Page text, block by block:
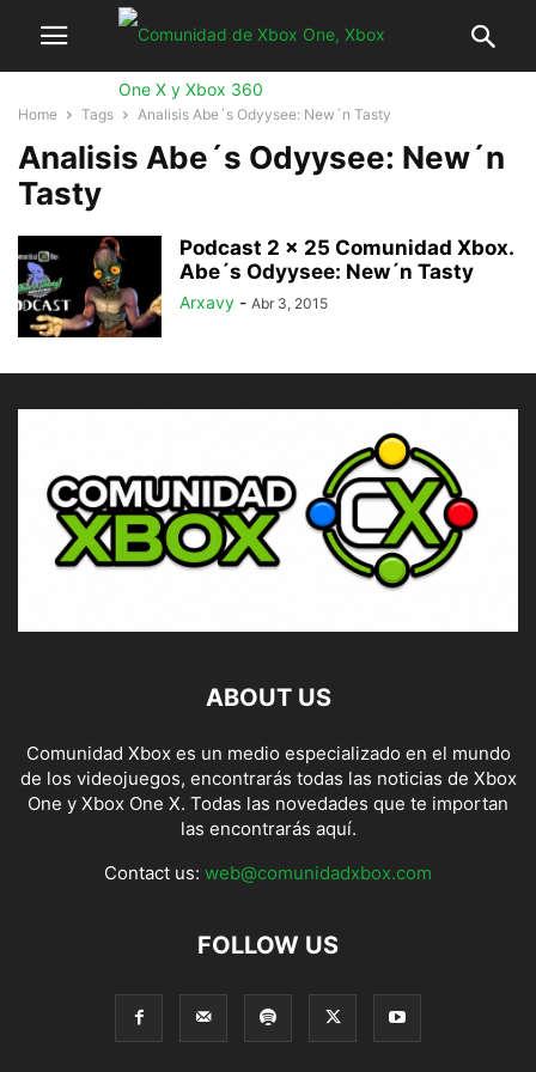
Home Tags Analisis Abe´s Odyysee: New´n Tasty
Analisis Abe´s Odyysee: New´n
Tasty
Podcast 2 x 25 Comunidad Xbox.
Abe´s Odyysee: New´n Tasty
Arxavy - Abr 3, 2015
ABOUT US
Comunidad Xbox es un medio especializado en el mundo
de los videojuegos, encontrarás todas las noticias de Xbox
One y Xbox One X. Todas las novedades que te importan
las encontrarás aquí.
Contact us: web@comunidadxbox.com
FOLLOW US